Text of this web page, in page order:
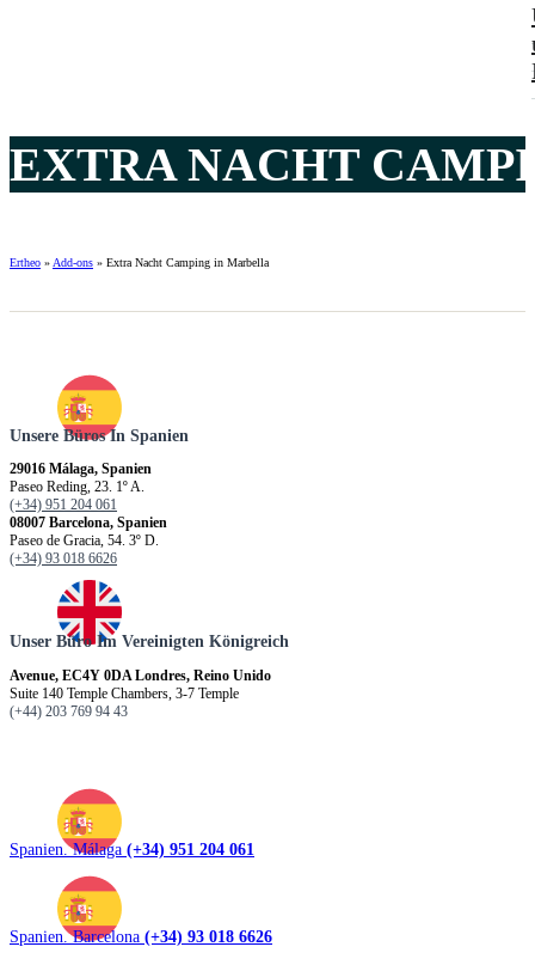
EXTRA NACHT
Ertheo » Add-ons » Extra Nacht Camping in Marbella
Unsere Büros In Spanien
29016 Málaga, Spanien
Paseo Reding, 23. 1º A.
(+34) 951 204 061
08007 Barcelona, Spanien
Paseo de Gracia, 54. 3º D.
(+34) 93 018 6626
Unser Büro Im Vereinigten Königreich
Avenue, EC4Y 0DA Londres, Reino Unido
Suite 140 Temple Chambers, 3-7 Temple
(+44) 203 769 94 43
Spanien. Málaga (+34) 951 204 061
Spanien. Barcelona (+34) 93 018 6626